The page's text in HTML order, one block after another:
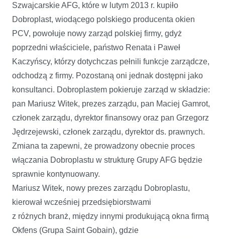
Szwajcarskie AFG, które w lutym 2013 r. kupiło
Dobroplast, wiodącego polskiego producenta okien
PCV, powołuje nowy zarząd polskiej firmy, gdyż
poprzedni właściciele, państwo Renata i Paweł
Kaczyńscy, którzy dotychczas pełnili funkcje zarządcze,
odchodzą z firmy. Pozostaną oni jednak dostępni jako
konsultanci. Dobroplastem pokieruje zarząd w składzie:
pan Mariusz Witek, prezes zarządu, pan Maciej Gamrot,
członek zarządu, dyrektor finansowy oraz pan Grzegorz
Jędrzejewski, członek zarządu, dyrektor ds. prawnych.
Zmiana ta zapewni, że prowadzony obecnie proces
włączania Dobroplastu w strukturę Grupy AFG będzie
sprawnie kontynuowany.
Mariusz Witek, nowy prezes zarządu Dobroplastu,
kierował wcześniej przedsiębiorstwami
z różnych branż, między innymi produkującą okna firmą
Okfens (Grupa Saint Gobain), gdzie